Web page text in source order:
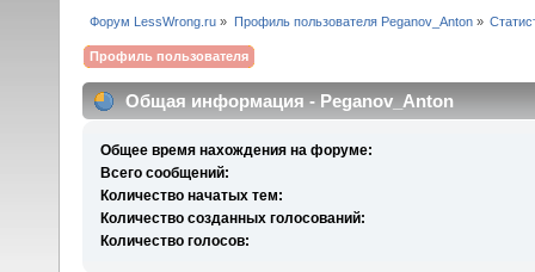
Форум LessWrong.ru » Профиль пользователя Peganov_Anton»
Профиль пользователя
Общая информация - Peganov_Anton
Общее время нахождения на форуме:
Всего сообщений:
Количество начатых тем:
Количество созданных голосований:
Количество голосов: